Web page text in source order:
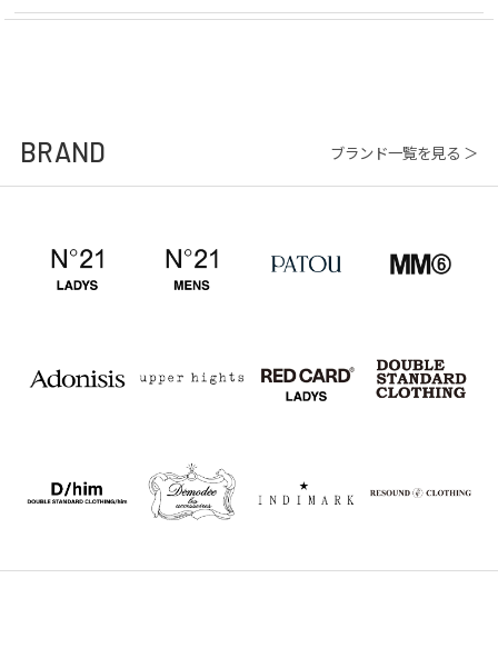
BRAND ブランド一覧を見る ＞